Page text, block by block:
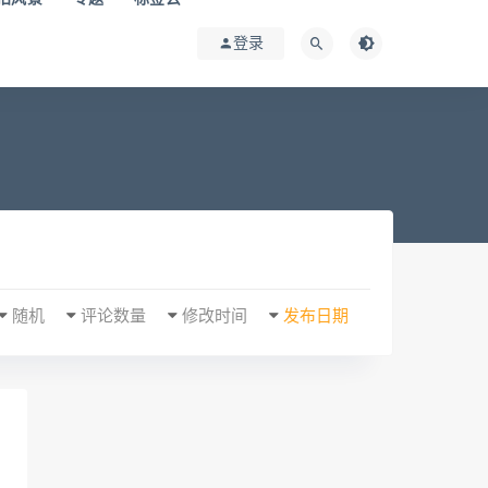
登录
发布日期
修改时间
评论数量
随机